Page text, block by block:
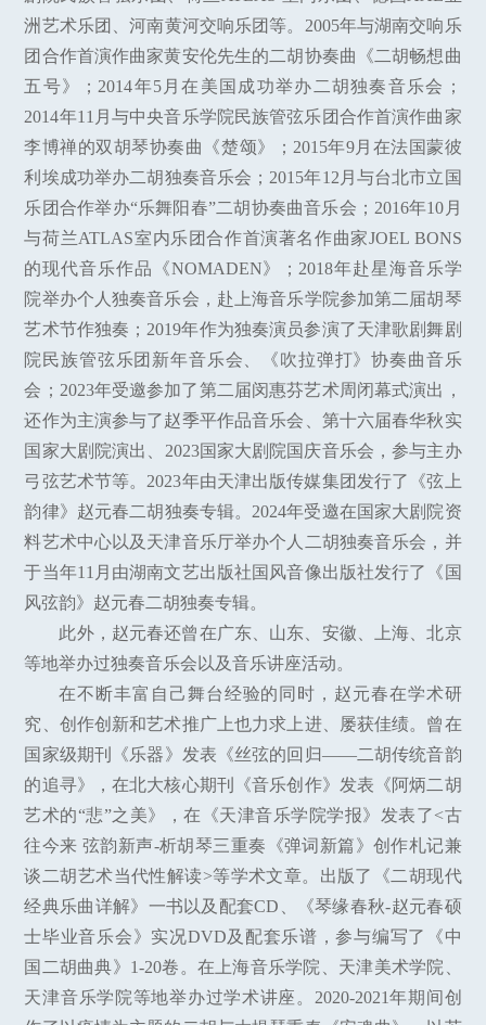
洲艺术乐团、河南黄河交响乐团等。2005年与湖南交响乐
团合作首演作曲家黄安伦先生的二胡协奏曲《二胡畅想曲
五号》；2014年5月在美国成功举办二胡独奏音乐会；
2014年11月与中央音乐学院民族管弦乐团合作首演作曲家
李博禅的双胡琴协奏曲《楚颂》；2015年9月在法国蒙彼
利埃成功举办二胡独奏音乐会；2015年12月与台北市立国
乐团合作举办“乐舞阳春”二胡协奏曲音乐会；2016年10月
与荷兰ATLAS室内乐团合作首演著名作曲家JOEL BONS
的现代音乐作品《NOMADEN》；2018年赴星海音乐学
院举办个人独奏音乐会，赴上海音乐学院参加第二届胡琴
艺术节作独奏；2019年作为独奏演员参演了天津歌剧舞剧
院民族管弦乐团新年音乐会、《吹拉弹打》协奏曲音乐
会；2023年受邀参加了第二届闵惠芬艺术周闭幕式演出，
还作为主演参与了赵季平作品音乐会、第十六届春华秋实
国家大剧院演出、2023国家大剧院国庆音乐会，参与主办
弓弦艺术节等。2023年由天津出版传媒集团发行了《弦上
韵律》赵元春二胡独奏专辑。2024年受邀在国家大剧院资
料艺术中心以及天津音乐厅举办个人二胡独奏音乐会，并
于当年11月由湖南文艺出版社国风音像出版社发行了《国
风弦韵》赵元春二胡独奏专辑。
此外，赵元春还曾在广东、山东、安徽、上海、北京
等地举办过独奏音乐会以及音乐讲座活动。
在不断丰富自己舞台经验的同时，赵元春在学术研
究、创作创新和艺术推广上也力求上进、屡获佳绩。曾在
国家级期刊《乐器》发表《丝弦的回归——二胡传统音韵
的追寻》，在北大核心期刊《音乐创作》发表《阿炳二胡
艺术的“悲”之美》，在《天津音乐学院学报》发表了<古
往今来 弦韵新声-析胡琴三重奏《弹词新篇》创作札记兼
谈二胡艺术当代性解读>等学术文章。出版了《二胡现代
经典乐曲详解》一书以及配套CD、《琴缘春秋-赵元春硕
士毕业音乐会》实况DVD及配套乐谱，参与编写了《中
国二胡曲典》1-20卷。在上海音乐学院、天津美术学院、
天津音乐学院等地举办过学术讲座。2020-2021年期间创